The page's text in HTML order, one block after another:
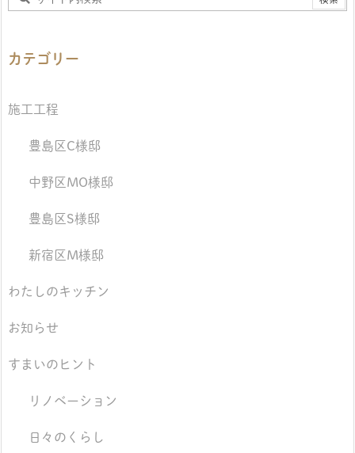
カテゴリー
施工工程
豊島区C様邸
中野区MO様邸
豊島区S様邸
新宿区M様邸
わたしのキッチン
お知らせ
すまいのヒント
リノベーション
日々のくらし